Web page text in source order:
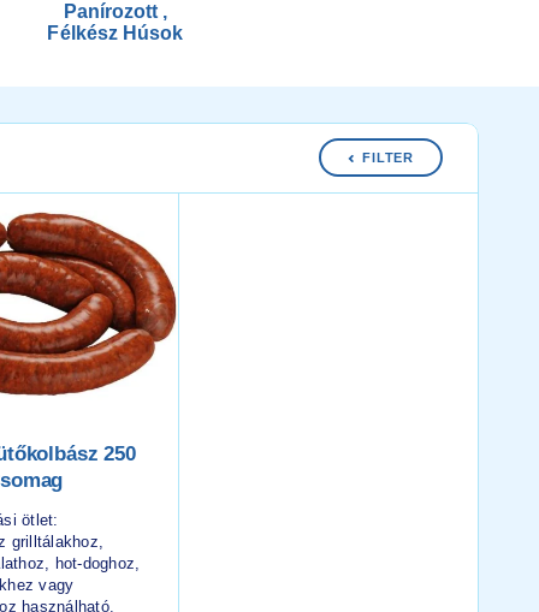
Panírozott ,
Félkész Húsok
FILTER
250
ötlet:
grilltálakhoz,
hot-doghoz,
vagy
használható.